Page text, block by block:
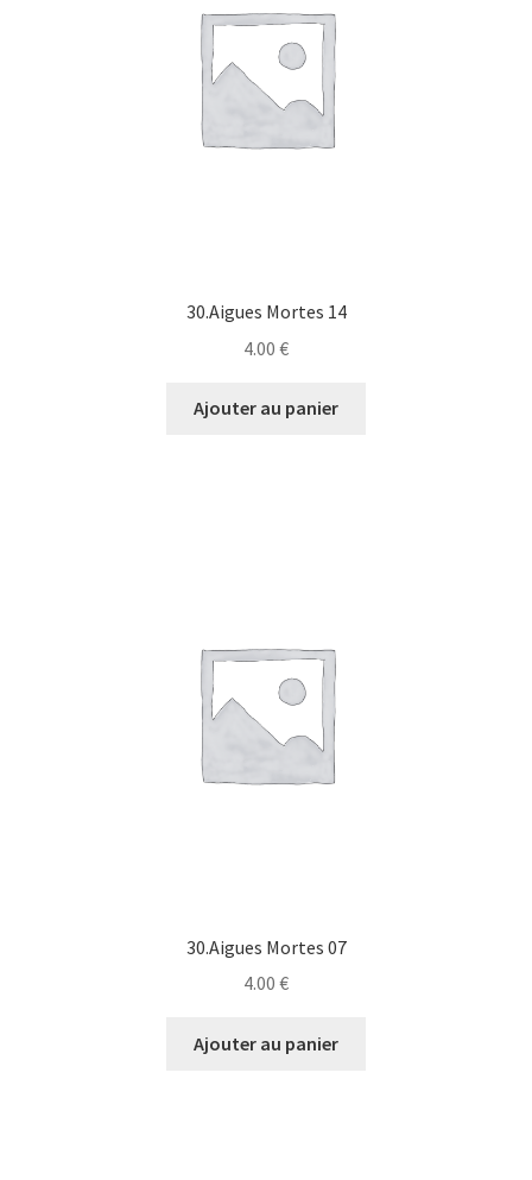
30.Aigues Mortes 14
4.00 €
Ajouter au panier
30.Aigues Mortes 07
4.00 €
Ajouter au panier